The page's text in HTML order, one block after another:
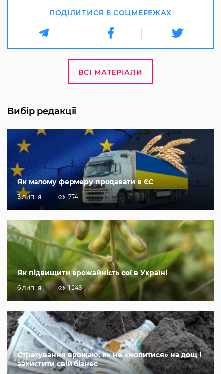
ПОДІЛИТИСЯ В СОЦМЕРЕЖАХ
ВСІ МАТЕРІАЛИ
Вибір редакції
Як малому фермеру продавати в ЄС
3 липня 774
Як підвищити врожайність сої в Україні
6 липня 1 249
Страхування врожаю, як не «молитися» на дощ і
захистити свій бізнес